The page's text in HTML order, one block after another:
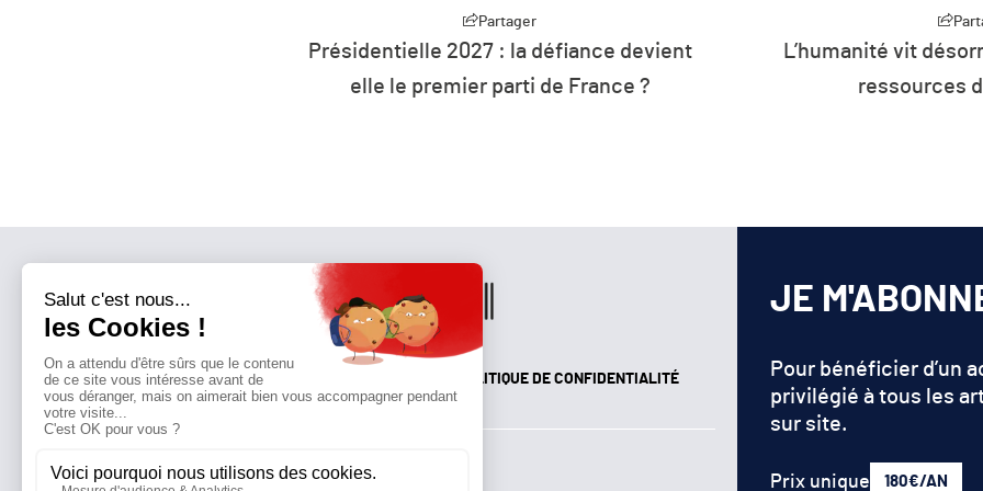
Partager
L’humanité vit désormais à crédit sur les
ressources de la planète
Plus de 26 %
QUI SOMMES-NOUS?MENTIONS LÉGALES POLITIQUE DE CONFIDENTIALITÉ
Suivez toutes nos actualités !
JE
Pour bénéficier d’un
privilégié à tous les
sur site.
Prix unique 180€/AN